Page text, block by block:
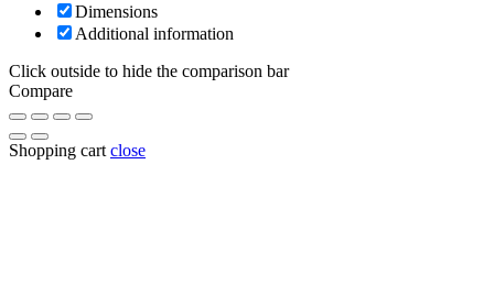
Dimensions
Additional information
Click outside to hide the comparison bar
Compare
Shopping cart close